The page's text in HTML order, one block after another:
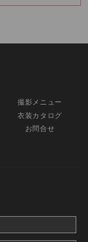
撮影メニュー
衣装カタログ
お問合せ